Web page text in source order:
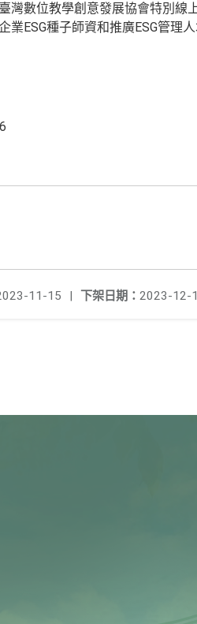
數位教學創意發展協會特別線
ESG種子師資和推廣ESG管理
下架日期： 2023-12-
11-15 |